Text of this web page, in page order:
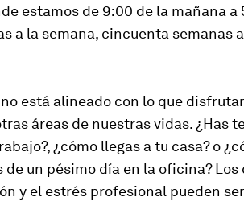
estamos de 9:00 de la mañana a
a la semana, cincuenta semanas
está alineado con lo que
áreas de nuestras vidas. ¿Has
¿cómo llegas a tu casa? o
de un pésimo día en la oficina?
y el estrés profesional pueden